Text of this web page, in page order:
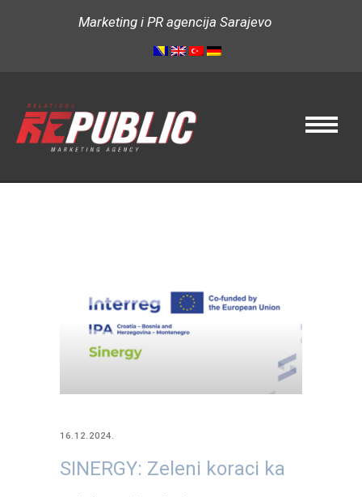
Marketing i PR agencija Sarajevo
16.12.2024.
SINERGY: Zeleni koraci ka